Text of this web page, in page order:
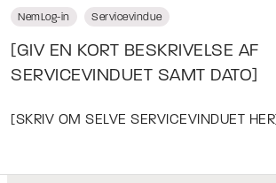
NemLog-in Servicevindue
[GIV EN KORT BESKRIVELSE AF
SERVICEVINDUET SAMT DATO]
[SKRIV OM SELVE SERVICEVINDUET HER]